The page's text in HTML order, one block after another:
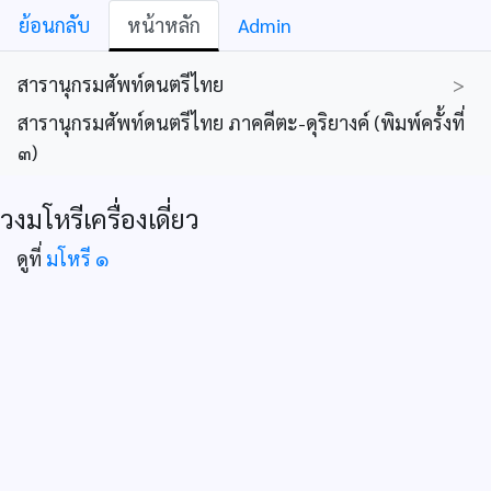
ย้อนกลับ หน้าหลัก Admin
สารานุกรมศัพท์ดนตรีไทย
>
สารานุกรมศัพท์ดนตรีไทย ภาคคีตะ-ดุริยางค์ (พิมพ์ครั้งที่
๓)
วงมโหรีเครื่องเดี่ยว
ดูที่ มโหรี ๑